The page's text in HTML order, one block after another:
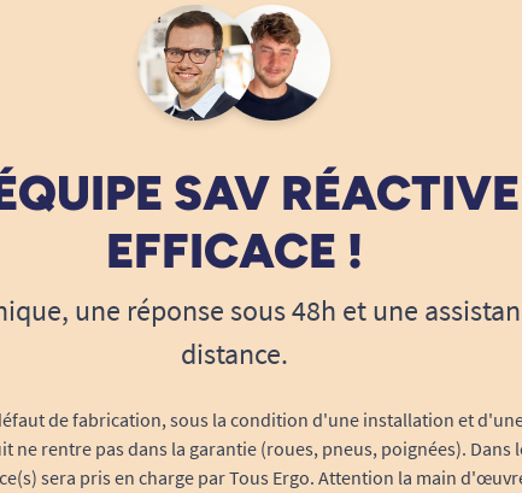
SAV
EFFICACE !
une réponse sous 48h et une
distance.
de fabrication, sous la condition d'une installation et
ne rentre pas dans la garantie (roues, pneus, poignées). Dans
sera pris en charge par Tous Ergo. Attention la main